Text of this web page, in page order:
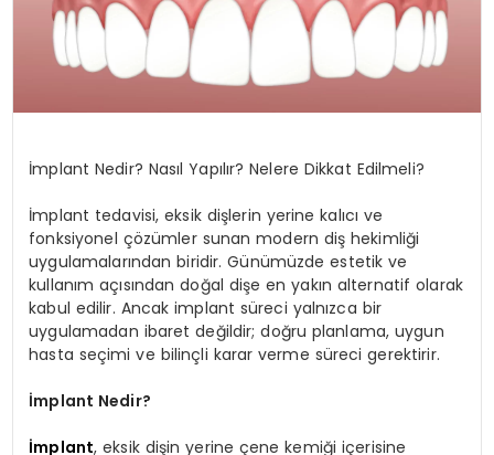
SPOR
İmplant Nedir? Nasıl Yapılır? Nelere Dikkat Edilmeli?
İmplant tedavisi, eksik dişlerin yerine kalıcı ve
fonksiyonel çözümler sunan modern diş hekimliği
uygulamalarından biridir. Günümüzde estetik ve
kullanım açısından doğal dişe en yakın alternatif olarak
kabul edilir. Ancak implant süreci yalnızca bir
uygulamadan ibaret değildir; doğru planlama, uygun
hasta seçimi ve bilinçli karar verme süreci gerektirir.
İmplant Nedir?
İmplant, eksik dişin yerine çene kemiği içerisine